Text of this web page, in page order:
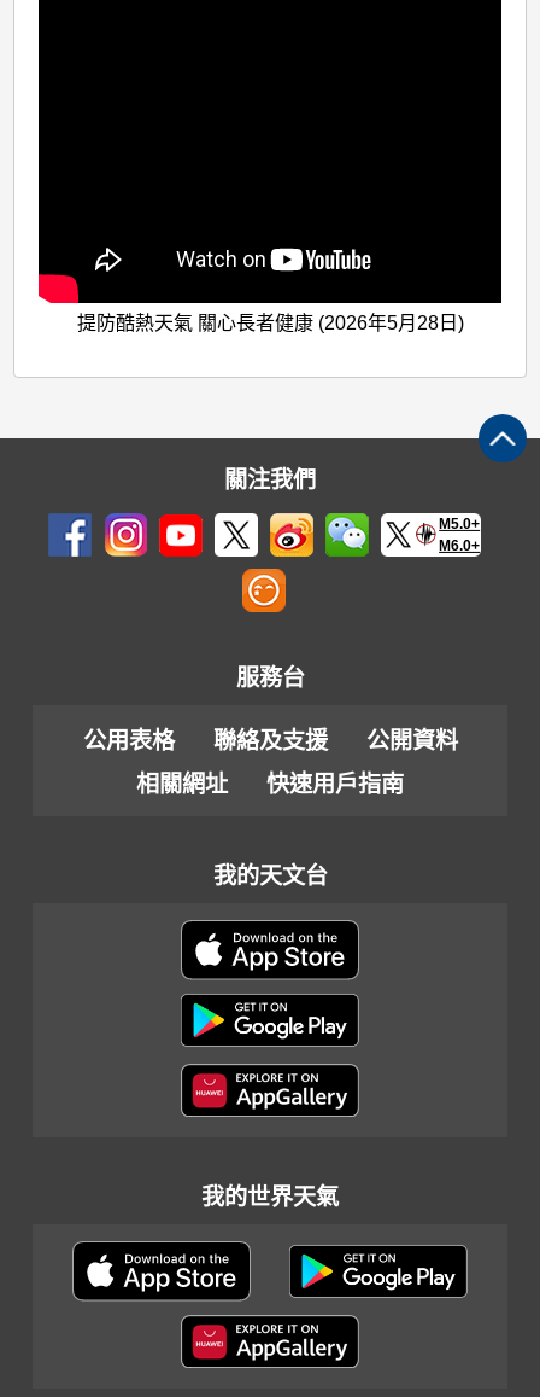
提防酷熱天氣 關心長者健康 (2026年5月28日)
關注我們
M5.0+
M6.0+
服務台
公用表格 聯絡及支援
公開資料
相關網址
快速用戶指南
我的天文台
我的世界天氣